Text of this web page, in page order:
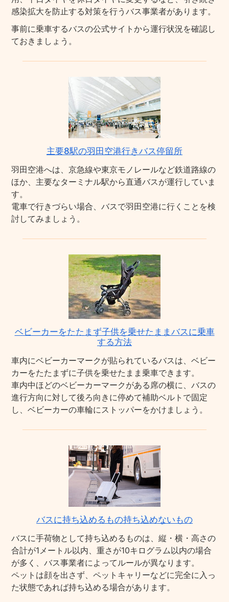
感染拡大を防止する対策を行うバス事業者があります。
事前に乗車するバスの公式サイトから運行状況を確認し
ておきましょう。
主要8駅の羽田空港行きバス停留所
羽田空港へは、京急線や東京モノレールなど鉄道路線の
ほか、主要なターミナル駅から直通バスが運行していま
す。
電車で行きづらい場合、バスで羽田空港に行くことを検
討してみましょう。
ベビーカーをたたまず子供を乗せたままバスに乗車
する方法
車内にベビーカーマークが貼られているバスは、ベビー
カーをたたまずに子供を乗せたまま乗車できます。
車内中ほどのベビーカーマークがある席の横に、バスの
進行方向に対して後ろ向きに停めて補助ベルトで固定
し、ベビーカーの車輪にストッパーをかけましょう。
バスに持ち込めるもの持ち込めないもの
バスに手荷物として持ち込めるものは、縦・横・高さの
合計が1メートル以内、重さが10キログラム以内の場合
が多く、バス事業者によってルールが異なります。
ペットは顔を出さず、ペットキャリーなどに完全に入っ
た状態であれば持ち込める場合があります。